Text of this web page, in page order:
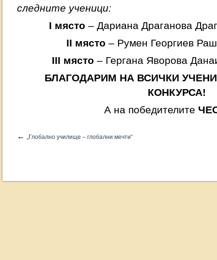
следните ученици:
I място – Дариана Драганова
II място – Румен Георгиев
III място – Гергана Яворова
БЛАГОДАРИМ НА ВСИЧКИ
КОНКУРСА!
А на победителите
← „Глобално училище – глобални мечти“